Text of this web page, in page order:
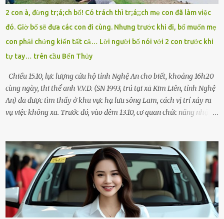
tôi chỉ có một lựa chọn duy nhất: chạy. Tôi quăng xe vào vệ đường,
rút tờ giấy báo dự thi nhét túi áo, đeo ba lô và chạy . Chạy miết.
Chạy không ngừng. Qua ngã...
2 con à, đừng tr;á;ch bố! Có trách thì tr;á;;ch mẹ con đã làm việc
đó. Giờ bố sẽ đưa các con đi cùng. Nhưng trước khi đi, bố muốn mẹ
con phải chứng kiến tất cả… Lời người bố nói với 2 con trước khi
tự tay… trên cầu Bến Thủy
Chiều 15.10, lực lượng cứu hộ tỉnh Nghệ An cho biết, khoảng 16h20
cùng ngày, thi thể anh V.V.D. (SN 1993, trú tại xã Kim Liên, tỉnh Nghệ
An) đã được tìm thấy ở khu vực hạ lưu sông Lam, cách vị trí xảy ra
vụ việc không xa. Trước đó, vào đêm 13.10, cơ quan chức năng nhận
– rồi để lại xe máy trên cầu, ôm theo 2 con gái nhỏ nhảy xuống
sông. Người thân và hàng xóm ngóng chờ thông tin tìm kiếm 3 bố
con mất tích trên sông Lam sau vụ nhảy cầu. Ảnh: Hải Dương Tại
hiện trường, người dân phát hiện một chiếc xe máy mang biển kiểm
soát Nghệ An cùng hai chiếc cặp học sinh. Ngay trong đêm, lực
lượng chức năng phối hợp cùng các đội cứu hộ tình nguyện triển